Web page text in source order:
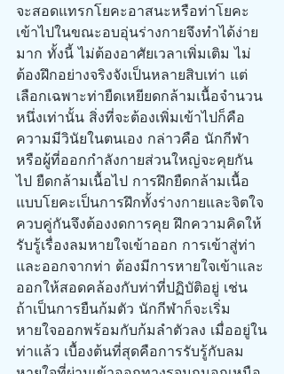
จะสอดแทรกโยคะอาสนะหรือท่าโยคะ
เข้าไปในขณะอบอุ่นร่างกายจึงทำได้ง่าย
มาก ทั้งนี้ ไม่ต้องอาศัยเวลาเพิ่มเติม ไม่
ต้องฝึกอย่างจริงจังเป็นหลายสิบเท่า แต่
เลือกเฉพาะท่ายืดเหยียดกล้ามเนื้อจำนวน
หนึ่งเท่านั้น สิ่งที่จะต้องเพิ่มเข้าไปก็คือ
ความมีวินัยในตนเอง กล่าวคือ นักกีฬา
หรือผู้ที่ออกกำลังกายส่วนใหญ่จะคุยกัน
ไป ยืดกล้ามเนื้อไป การฝึกยืดกล้ามเนื้อ
แบบโยคะเป็นการฝึกทั้งร่างกายและจิตใจ
ควบคู่กันจึงต้องงดการคุย ฝึกความคิดให้
รับรู้เรื่องลมหายใจเข้าออก การเข้าสู่ท่า
และออกจากท่า ต้องมีการหายใจเข้าและ
ออกให้สอดคล้องกับท่าที่ปฏิบัติอยู่ เช่น
ถ้าเป็นการยืนก้มตัว นักกีฬาก็จะเริ่ม
หายใจออกพร้อมกับก้มลำตัวลง เมื่ออยู่ใน
ท่าแล้ว เบื้องต้นที่สุดคือการรับรู้กับลม